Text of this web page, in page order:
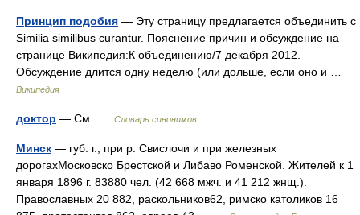
Принцип подобия — Эту страницу предлагается объединить с
Similia similibus curantur. Пояснение причин и обсуждение на
странице Википедия:К объединению/7 декабря 2012.
Обсуждение длится одну неделю (или дольше, если оно и …
Википедия
доктор — См … Словарь синонимов
Минск — губ. г., при р. Свислочи и при железных
дорогахМосковско Брестской и Либаво Роменской. Жителей к 1
января 1896 г. 83880 чел. (42 668 мжч. и 41 212 жнщ.).
Православных 20 882, раскольников62, римско католиков 16